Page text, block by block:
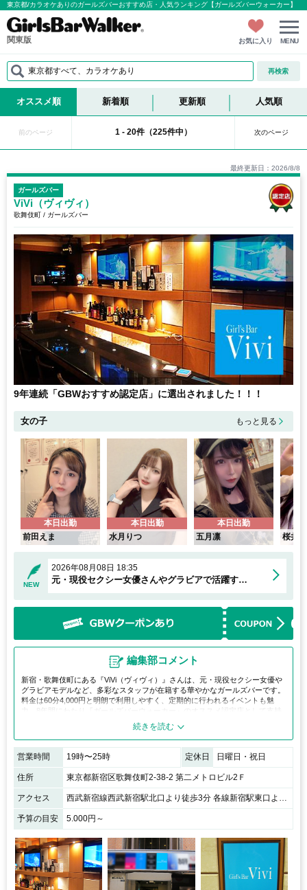
東京都/カラオケありのガールズバーおすすめ店・人気ランキング【ガールズバーウォーカー】
関東版 お気に入り MENU
東京都すべて、カラオケあり 再検索
オススメ順 新着順 更新順 人気順
前のページ 1 - 20件（225件中） 次のページ
最終更新日：2026/8/8
ガールズバー
ViVi（ヴィヴィ）
歌舞伎町 / ガールズバー
9年連続「GBWおすすめ認定店」に選出されました！！！
女の子 もっと見る
本日出勤
前田えま
本日出勤
水月りつ
本日出勤
五月凛
桜井
NEW
2026年08月08日 18:35
元・現役セクシー女優さんやグラビアで活躍する女の子も在籍中！
編集部コメント
新宿・歌舞伎町にある『ViVi（ヴィヴィ）』さんは、元・現役セクシー女優や
グラビアモデルなど、多彩なスタッフが在籍する華やかなガールズバーです。
料金は60分4,000円と明朗で利用しやすく、定期的に行われるイベントも魅
力。8年間にわたり『ガールズバーウォーカー』のオススメ認定店として支持
され続けており、話題性と安心感を兼ね備えています。非日常的な時間を気軽
に楽しみたい方にぴったりのお店です。
営業時間 19時〜25時 定休日 日曜日・祝日
住所 東京都新宿区歌舞伎町2-38-2 第二メトロビル2Ｆ
アクセス
予算の目安 5.000円～